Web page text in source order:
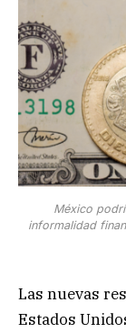
México
informalidad
Las nuevas
Estados